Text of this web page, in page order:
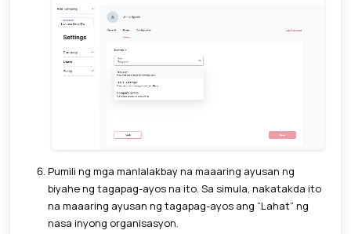
Pumili ng mga manlalakbay na maaaring ayusan ng
biyahe ng tagapag-ayos na ito. Sa simula, nakatakda ito
na maaaring ayusan ng tagapag-ayos ang “Lahat” ng
nasa inyong organisasyon.